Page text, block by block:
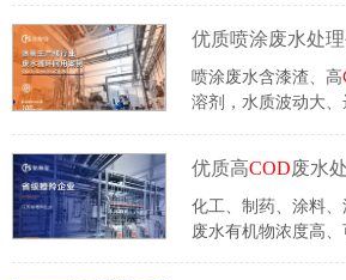
部件、五金家电制
斯倍作为中荷合资专
深耕涂装电泳废水
喷涂废水含漆渣、高
溶剂，水质波动大
心工艺、落地项目
十余年的依斯倍是喷
业，下文全面拆解其
优质高COD废水处理
化工、制药、涂料
废水有机物浓度高